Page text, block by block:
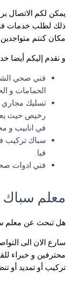
يمكن لكم الاتصال
ذلك لطلب خدمات
مكان كنتم متواجدين
و نقدم إليكم أيضا
فني صحي
الحمامات و
تسليك
رخيص حيث
في انابيب و
سباك تركيب
فيا.
فني ادوات
معلم
هل تبحث عن معلم
سارع الان الى
محترفين و خبراء
تركيب أو تمديد أو